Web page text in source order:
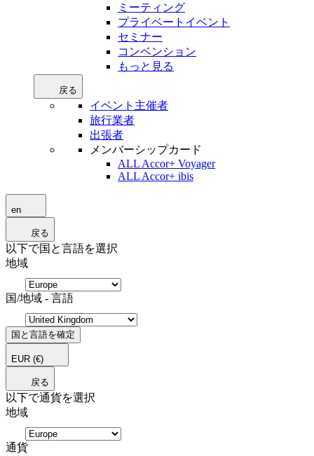
ミーティング
プライベートイベント
セミナー
コンベンション
もっと見る
戻る
イベント主催者
旅行業者
出張者
メンバーシップカード
ALL Accor+ Voyager
ALL Accor+ ibis
en
戻る
以下で国と言語を選択
地域
国/地域 - 言語
国と言語を確定
EUR (€)
戻る
以下で通貨を選択
地域
通貨